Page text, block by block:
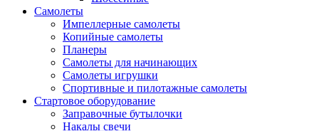
Самолеты
Импеллерные самолеты
Копийные самолеты
Планеры
Самолеты для начинающих
Самолеты игрушки
Спортивные и пилотажные самолеты
Стартовое оборудование
Заправочные бутылочки
Накалы свечи